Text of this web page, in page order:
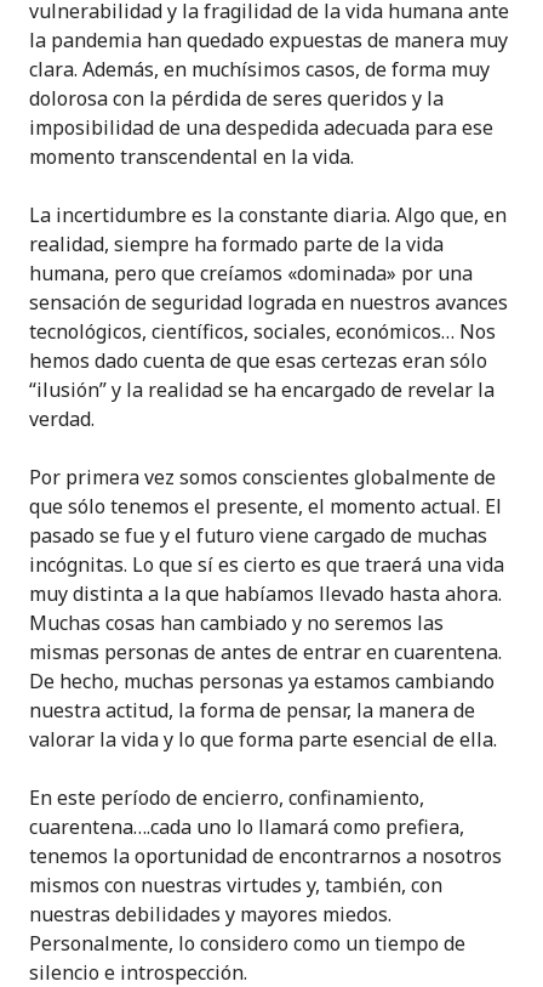
vulnerabilidad y la fragilidad de la vida humana ante
la pandemia han quedado expuestas de manera muy
clara. Además, en muchísimos casos, de forma muy
dolorosa con la pérdida de seres queridos y la
imposibilidad de una despedida adecuada para ese
momento transcendental en la vida.
La incertidumbre es la constante diaria. Algo que, en
realidad, siempre ha formado parte de la vida
humana, pero que creíamos «dominada» por una
sensación de seguridad lograda en nuestros avances
tecnológicos, científicos, sociales, económicos… Nos
hemos dado cuenta de que esas certezas eran sólo
“ilusión” y la realidad se ha encargado de revelar la
verdad.
Por primera vez somos conscientes globalmente de
que sólo tenemos el presente, el momento actual. El
pasado se fue y el futuro viene cargado de muchas
incógnitas. Lo que sí es cierto es que traerá una vida
muy distinta a la que habíamos llevado hasta ahora.
Muchas cosas han cambiado y no seremos las
mismas personas de antes de entrar en cuarentena.
De hecho, muchas personas ya estamos cambiando
nuestra actitud, la forma de pensar, la manera de
valorar la vida y lo que forma parte esencial de ella.
En este período de encierro, confinamiento,
cuarentena….cada uno lo llamará como prefiera,
tenemos la oportunidad de encontrarnos a nosotros
mismos con nuestras virtudes y, también, con
nuestras debilidades y mayores miedos.
Personalmente, lo considero como un tiempo de
silencio e introspección.